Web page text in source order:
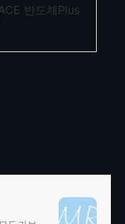
반도체Plus